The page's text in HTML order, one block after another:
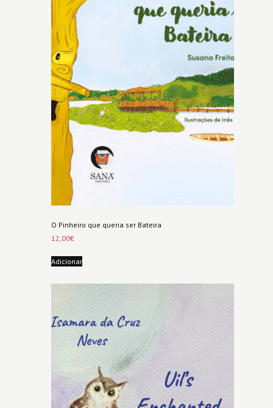
O Pinheiro que queria ser Bateira
12,00€
Adicionar